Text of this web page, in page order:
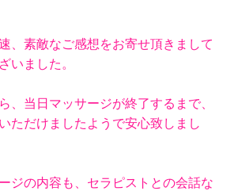
、素敵なご感想をお寄せ頂きまして
いました。
、当日マッサージが終了するまで、
ただけましたようで安心致しまし
ジの内容も、セラピストとの会話な